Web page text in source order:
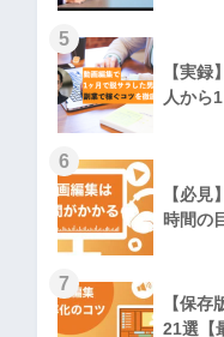
5
【実
人から
6
【必
時間の
7
【保
21選【